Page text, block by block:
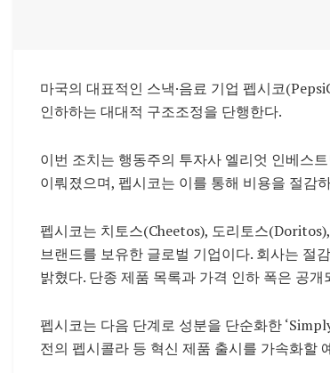
마국의 대표적인 스낵·음료 기업 펩시코
인하하는 대대적 구조조정을 단행한다.
이번 조치는 행동주의 투자사 엘리엇 인베
이뤄졌으며, 펩시코는 이를 통해 비용을 절감
펩시코는 치토스(Cheetos), 도리토스
브랜드를 보유한 글로벌 기업이다. 회사는 절
밝혔다. 단종 제품 목록과 가격 인하 폭은 공개
펩시코는 다음 단계로 성분을 단순화한
전의 펩시콜라 등 혁신 제품 출시를 가속화할